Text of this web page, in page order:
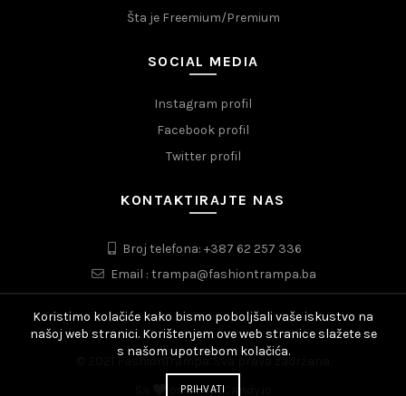
Šta je Freemium/Premium
SOCIAL MEDIA
Instagram profil
Facebook profil
Twitter profil
KONTAKTIRAJTE NAS
Broj telefona: +387 62 257 336
Email : trampa@fashiontrampa.ba
© 2021 FashionTrampa. Sva prava zadržana
odScriptCandy.io
Koristimo kolačiće kako bismo poboljšali vaše iskustvo na
našoj web stranici. Korištenjem ove web stranice slažete se
s našom upotrebom kolačića.
PRIHVATI